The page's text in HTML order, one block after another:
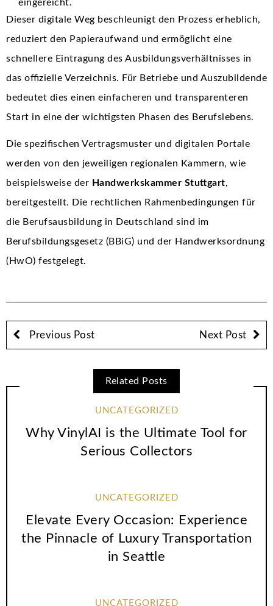
eingereicht.
Dieser digitale Weg beschleunigt den Prozess erheblich,
reduziert den Papieraufwand und ermöglicht eine
schnellere Eintragung des Ausbildungsverhältnisses in
das offizielle Verzeichnis. Für Betriebe und Auszubildende
bedeutet dies einen einfacheren und transparenteren
Start in eine der wichtigsten Phasen des Berufslebens.
Die spezifischen Vertragsmuster und digitalen Portale
werden von den jeweiligen regionalen Kammern, wie
beispielsweise der Handwerkskammer Stuttgart,
bereitgestellt. Die rechtlichen Rahmenbedingungen für
die Berufsausbildung in Deutschland sind im
Berufsbildungsgesetz (BBiG) und der Handwerksordnung
(HwO) festgelegt.
Previous Post Next Post
Related Posts
UNCATEGORIZED
Why VinylAI is the Ultimate Tool for
Serious Collectors
UNCATEGORIZED
Elevate Every Occasion: Experience
the Pinnacle of Luxury Transportation
in Seattle
UNCATEGORIZED